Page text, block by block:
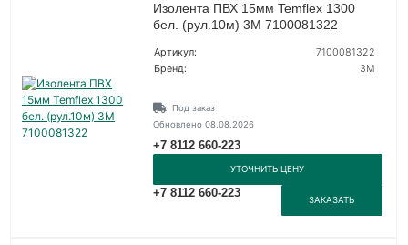
Изолента ПВХ 15мм Temflex 1300
бел. (рул.10м) 3М 7100081322
Артикул:
7100081322
Бренд:
3М
Под заказ
Обновлено 08.08.2026
+7 8112 660-223
УТОЧНИТЬ ЦЕНУ
+7 8112 660-223
ЗАКАЗАТЬ